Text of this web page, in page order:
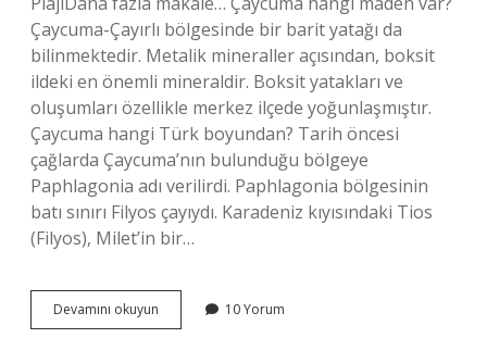
Çaycuma-Çayırlı bölgesinde bir barit yatağı da
bilinmektedir. Metalik mineraller açısından, boksit
ildeki en önemli mineraldir. Boksit yatakları ve
oluşumları özellikle merkez ilçede yoğunlaşmıştır.
Çaycuma hangi Türk boyundan? Tarih öncesi
çağlarda Çaycuma’nın bulunduğu bölgeye
Paphlagonia adı verilirdi. Paphlagonia bölgesinin
batı sınırı Filyos çayıydı. Karadeniz kıyısındaki Tios
(Filyos), Milet’in bir…
Devamını okuyun Çaycuma
Hangi
10 Yorum